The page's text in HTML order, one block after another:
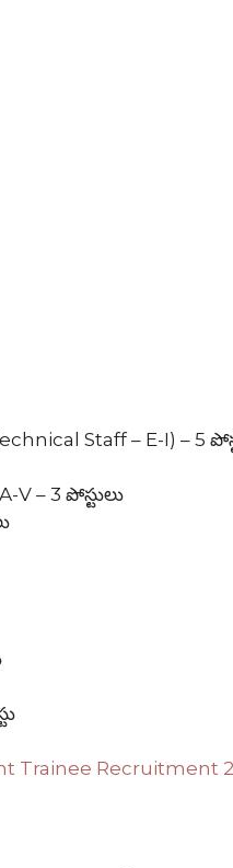
Staff – E-I) – 5
– 3 పోస్టులు
Trainee Recruitment